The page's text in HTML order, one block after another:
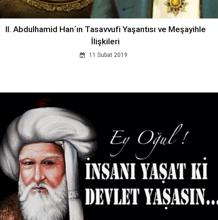
II. Abdulhamid Han´ın Tasavvufi Yaşantısı ve Meşayihle
İlişkileri
11 Subat 2019